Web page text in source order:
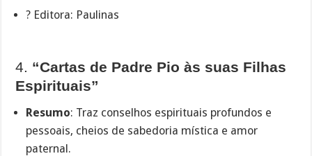
? Editora: Paulinas
4. “Cartas de Padre Pio às suas Filhas
Espirituais”
Resumo: Traz conselhos espirituais profundos e
pessoais, cheios de sabedoria mística e amor
paternal.